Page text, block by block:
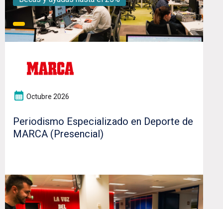
Octubre 2026
Periodismo Especializado en Deporte de
MARCA (Presencial)